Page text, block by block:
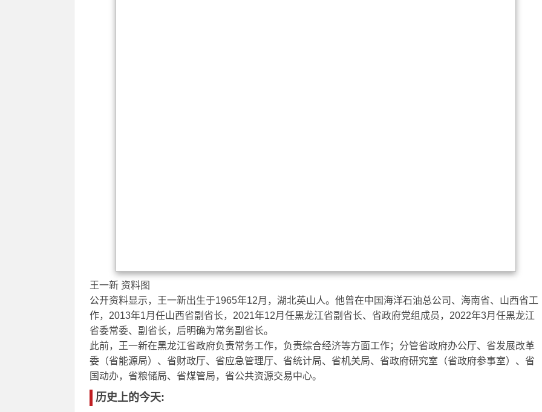
王一新 资料图
公开资料显示，王一新出生于1965年12月，湖北英山人。他曾在中国海洋石油总公司、海南省、山西省工
作，2013年1月任山西省副省长，2021年12月任黑龙江省副省长、省政府党组成员，2022年3月任黑龙江
省委常委、副省长，后明确为常务副省长。
此前，王一新在黑龙江省政府负责常务工作，负责综合经济等方面工作；分管省政府办公厅、省发展改革
委（省能源局）、省财政厅、省应急管理厅、省统计局、省机关局、省政府研究室（省政府参事室）、省
国动办，省粮储局、省煤管局，省公共资源交易中心。
历史上的今天: